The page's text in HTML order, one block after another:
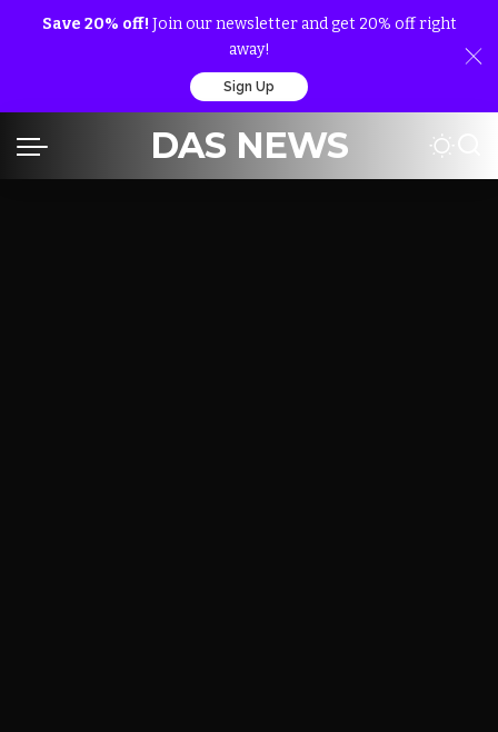
Save 20% off! Join our newsletter and get 20% off right
away!
Sign Up
DAS NEWS